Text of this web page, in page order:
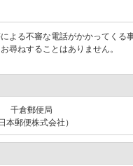
る不審な電話がかかってくる
尋ねすることはありません。
千倉郵便局
本郵便株式会社）